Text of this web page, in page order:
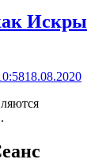
Искры
18.08.2020